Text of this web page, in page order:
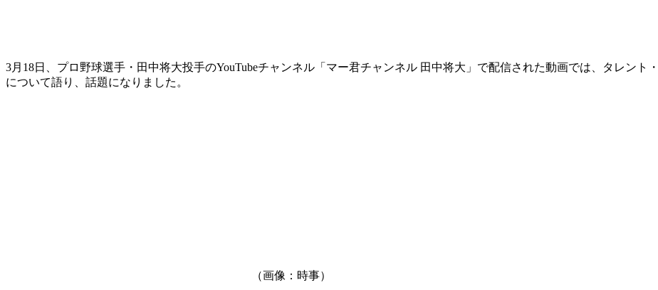
3月18日、プロ野球選手・田中将大投手のYouTubeチャンネル「マー君チャンネル 田中将大」で配信された動画では、タレン
について語り、話題になりました。
（画像：時事）